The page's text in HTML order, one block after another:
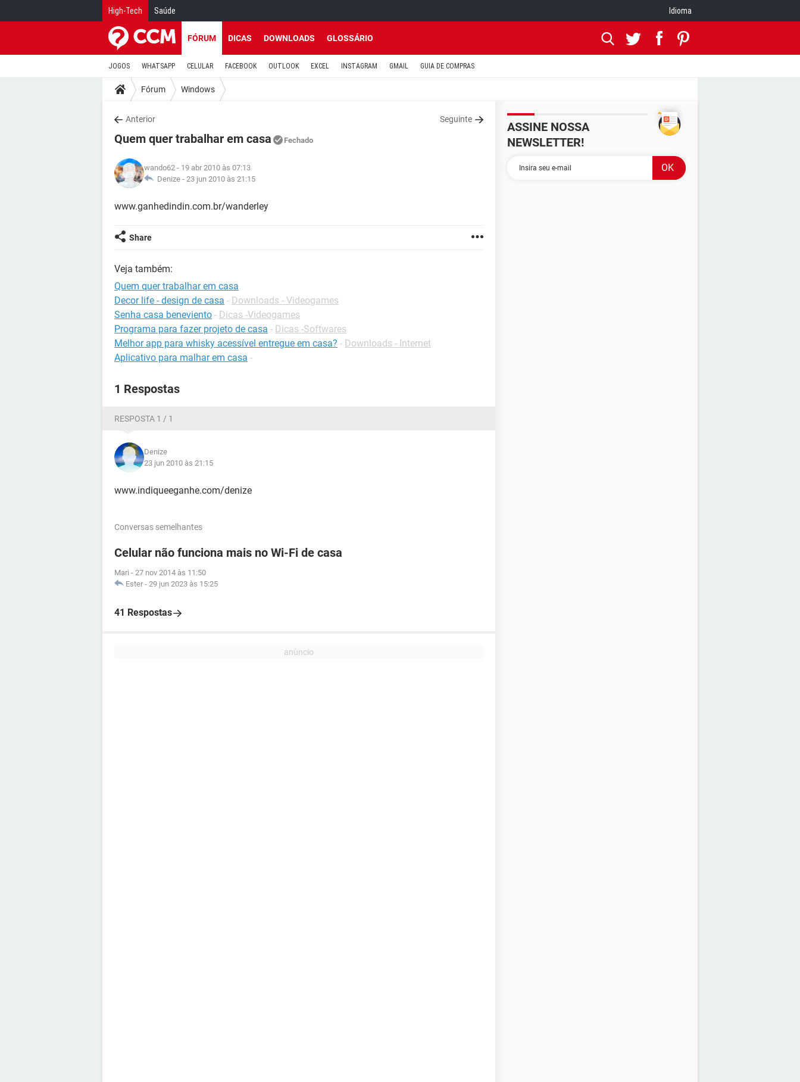
High-Tech Saúde Idioma
FÓRUM DICAS DOWNLOADS GLOSSÁRIO
JOGOS WHATSAPP CELULAR FACEBOOK OUTLOOK EXCEL INSTAGRAM GMAIL GUIA DE COMPRAS
Fórum Windows
Anterior Seguinte
Quem quer trabalhar em casa Fechado
wando62 - 19 abr 2010 às 07:13
Denize - 23 jun 2010 às 21:15
www.ganhedindin.com.br/wanderley
Share
Veja também:
Quem quer trabalhar em casa
Decor life - design de casa - Downloads - Videogames
Senha casa beneviento - Dicas -Videogames
Programa para fazer projeto de casa - Dicas -Softwares
Melhor app para whisky acessível entregue em casa? - Downloads - Internet
Aplicativo para malhar em casa -
1 Respostas
RESPOSTA 1 / 1
Denize
23 jun 2010 às 21:15
www.indiqueeganhe.com/denize
Conversas semelhantes
Celular não funciona mais no Wi-Fi de casa
Mari - 27 nov 2014 às 11:50
Ester - 29 jun 2023 às 15:25
41 Respostas
ASSINE NOSSA
NEWSLETTER!